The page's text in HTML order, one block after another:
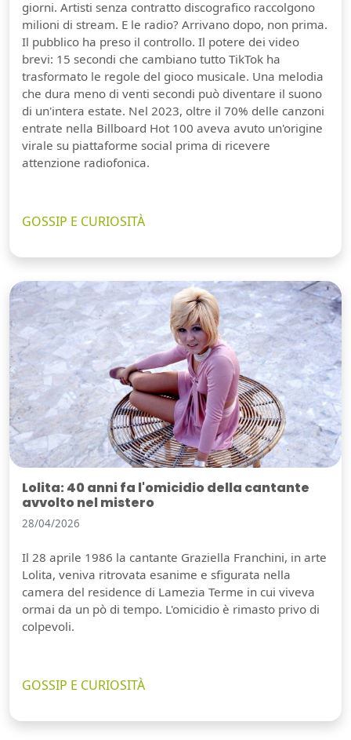
giorni. Artisti senza contratto discografico raccolgono
milioni di stream. E le radio? Arrivano dopo, non prima.
Il pubblico ha preso il controllo. Il potere dei video
brevi: 15 secondi che cambiano tutto TikTok ha
trasformato le regole del gioco musicale. Una melodia
che dura meno di venti secondi può diventare il suono
di un'intera estate. Nel 2023, oltre il 70% delle canzoni
entrate nella Billboard Hot 100 aveva avuto un'origine
virale su piattaforme social prima di ricevere
attenzione radiofonica.
GOSSIP E CURIOSITÀ
Lolita: 40 anni fa l'omicidio della cantante
avvolto nel mistero
28/04/2026
Il 28 aprile 1986 la cantante Graziella Franchini, in arte
Lolita, veniva ritrovata esanime e sfigurata nella
camera del residence di Lamezia Terme in cui viveva
ormai da un pò di tempo. L'omicidio è rimasto privo di
colpevoli.
GOSSIP E CURIOSITÀ